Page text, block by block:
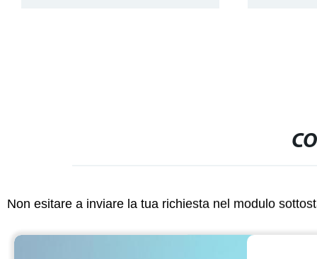
Non esitare a inviare la tua richiesta nel modulo